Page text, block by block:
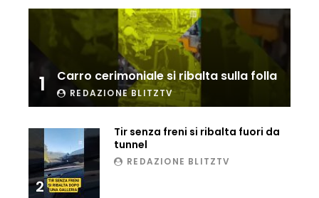
1 Carro cerimoniale si ribalta sulla folla
REDAZIONE BLITZTV
2
Tir senza freni si ribalta fuori da
tunnel
REDAZIONE BLITZTV